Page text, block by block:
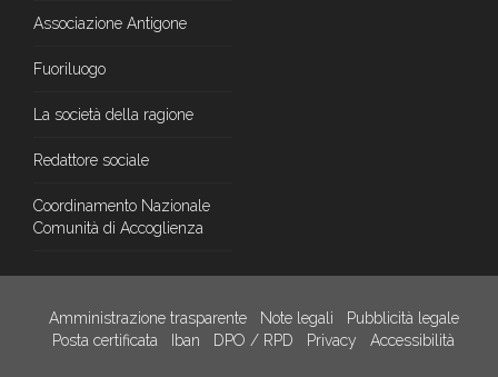
Associazione Antigone
Fuoriluogo
La società della ragione
Redattore sociale
Coordinamento Nazionale
Comunità di Accoglienza
Amministrazione trasparente Note legali
Pubblicità legale
Posta certificata
Iban DPO / RPD Privacy Accessibilità